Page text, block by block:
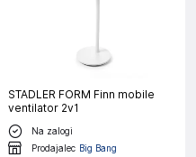
STADLER FORM Finn mobile
ventilator 2v1
Na zalogi
Prodajalec Big Bang